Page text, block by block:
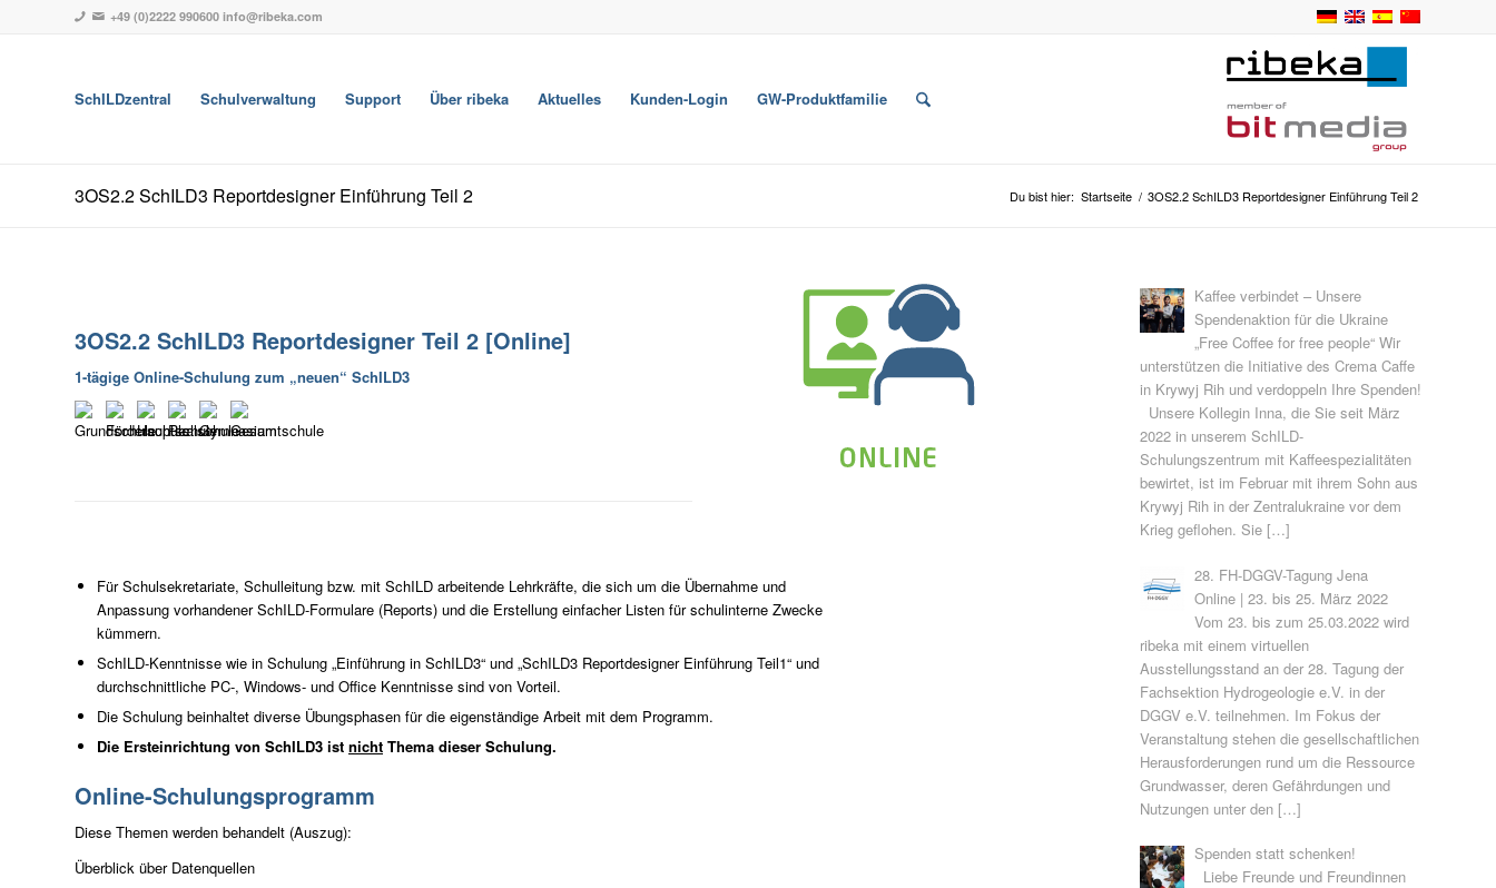
+49 (0)2222 990600 info@ribeka.com
SchILDzentral Schulverwaltung Support Über ribeka Aktuelles Kunden-Login GW-Produktfamilie
3OS2.2 SchILD3 Reportdesigner Einführung Teil 2 Du bist hier: Startseite / 3OS2.2 SchILD3 Reportdesigner Einführung Teil 2
3OS2.2 SchILD3 Reportdesigner Teil 2 [Online]
1-tägige Online-Schulung zum „neuen“ SchILD3
Für Schulsekretariate, Schulleitung bzw. mit SchILD arbeitende Lehrkräfte, die sich um die Übernahme und
Anpassung vorhandener SchILD-Formulare (Reports) und die Erstellung einfacher Listen für schulinterne Zwecke
kümmern.
SchILD-Kenntnisse wie in Schulung „Einführung in SchILD3“ und „SchILD3 Reportdesigner Einführung Teil1“ und
durchschnittliche PC-, Windows- und Office Kenntnisse sind von Vorteil.
Die Schulung beinhaltet diverse Übungsphasen für die eigenständige Arbeit mit dem Programm.
Die Ersteinrichtung von SchILD3 ist nicht Thema dieser Schulung.
Online-Schulungsprogramm
Diese Themen werden behandelt (Auszug):
Überblick über Datenquellen
Kaffee verbindet – Unsere
Spendenaktion für die Ukraine
„Free Coffee for free people“ Wir
unterstützen die Initiative des Crema Caffe
in Krywyj Rih und verdoppeln Ihre Spenden!
Unsere Kollegin Inna, die Sie seit März
2022 in unserem SchILD-
Schulungszentrum mit Kaffeespezialitäten
bewirtet, ist im Februar mit ihrem Sohn aus
Krywyj Rih in der Zentralukraine vor dem
Krieg geflohen. Sie […]
28. FH-DGGV-Tagung Jena
Online | 23. bis 25. März 2022
Vom 23. bis zum 25.03.2022 wird
ribeka mit einem virtuellen
Ausstellungsstand an der 28. Tagung der
Fachsektion Hydrogeologie e.V. in der
DGGV e.V. teilnehmen. Im Fokus der
Veranstaltung stehen die gesellschaftlichen
Herausforderungen rund um die Ressource
Grundwasser, deren Gefährdungen und
Nutzungen unter den […]
Spenden statt schenken!
Liebe Freunde und Freundinnen